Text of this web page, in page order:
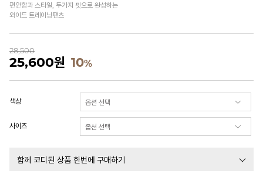
편안함과 스타일, 두가지 핏으로 완성하는
와이드 트레이닝팬츠
28,500
25,600원 10%
색상
사이즈
함께 코디된 상품 한번에 구매하기